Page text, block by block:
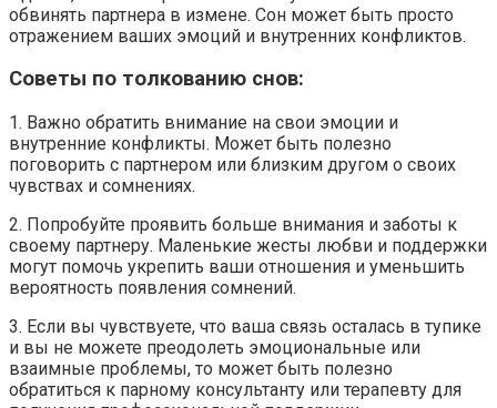
обвинять партнера в измене. Сон может быть просто
отражением ваших эмоций и внутренних конфликтов.
Советы по толкованию снов:
1. Важно обратить внимание на свои эмоции и
внутренние конфликты. Может быть полезно
поговорить с партнером или близким другом о своих
чувствах и сомнениях.
2. Попробуйте проявить больше внимания и заботы к
своему партнеру. Маленькие жесты любви и поддержки
могут помочь укрепить ваши отношения и уменьшить
вероятность появления сомнений.
3. Если вы чувствуете, что ваша связь осталась в тупике
и вы не можете преодолеть эмоциональные или
взаимные проблемы, то может быть полезно
обратиться к парному консультанту или терапевту для